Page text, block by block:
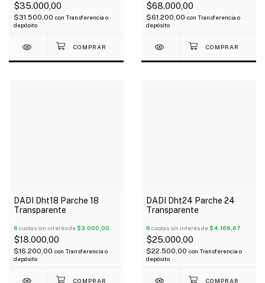
$35.000,00
$31.500,00 con Transferencia o
depósito
$68.000,00
$61.200,00 con Transferencia o
depósito
DADI Dht18 Parche 18
Transparente
6 cuotas sin interés de$3.000,00
$18.000,00
$16.200,00 con Transferencia o
depósito
DADI Dht24 Parche 24
Transparente
6 cuotas sin interés de$4.166,67
$25.000,00
$22.500,00 con Transferencia o
depósito